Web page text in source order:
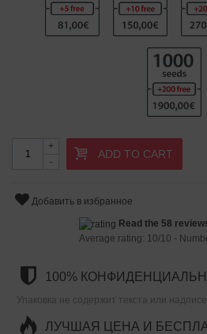
-
+
ADD TO CART
Добавить в избранное
Read the 58
Average rating: 10/10 -
100%
Упаковка не содержит текста или
ЛУЧШАЯ ЦЕНА И